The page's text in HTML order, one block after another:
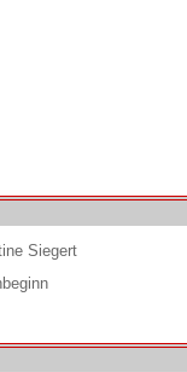
Siegert